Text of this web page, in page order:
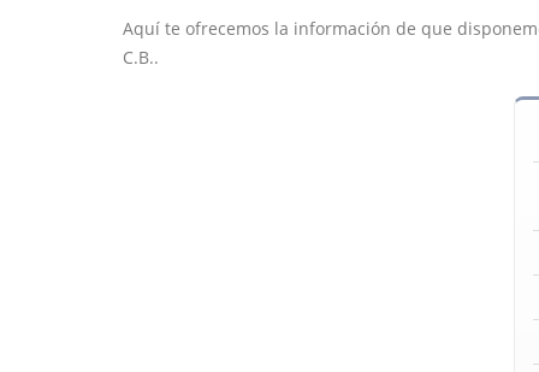
Aquí te ofrecemos la información de que
C.B..